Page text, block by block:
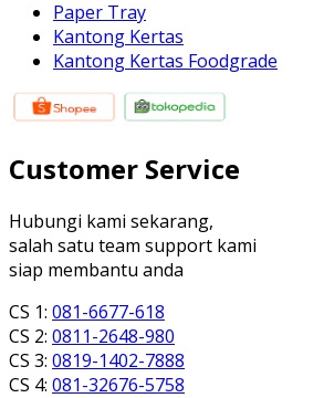
Paper Tray
Kantong Kertas
Kantong Kertas Foodgrade
Customer Service
Hubungi kami sekarang,
salah satu team support kami
siap membantu anda
CS 1: 081-6677-618
CS 2: 0811-2648-980
CS 3: 0819-1402-7888
CS 4: 081-32676-5758